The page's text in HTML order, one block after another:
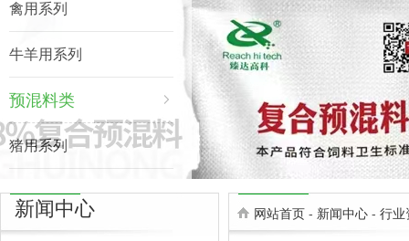
禽用系列
牛羊用系列
预混料类
猪用系列
禽用系列
牛羊用系列
新闻中心 网站首页 - 新闻中心 - 行业